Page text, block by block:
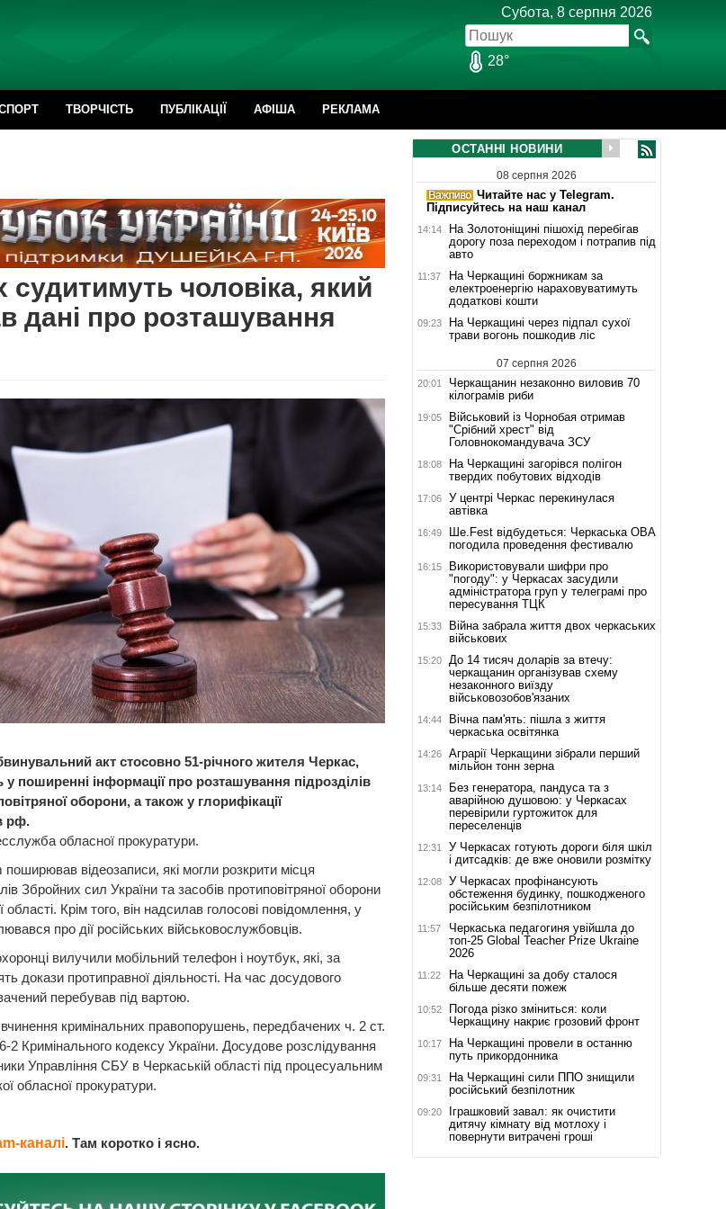
Субота, 8 серпня 2026
28°
ТВОРЧІСТЬ ПУБЛІКАЦІЇ АФІША РЕКЛАМА
судитимуть чоловіка, який
дані про розташування
акт стосовно 51-річного жителя Черкас,
поширенні інформації про розташування підрозділів
оборони, а також у глорифікації
рф.
обласної прокуратури.
поширював відеозаписи, які могли розкрити місця
Збройних сил України та засобів протиповітряної оборони
області. Крім того, він надсилав голосові повідомлення, у
про дії російських військовослужбовців.
вилучили мобільний телефон і ноутбук, які, за
докази протиправної діяльності. На час досудового
перебував під вартою.
вчинення кримінальних правопорушень, передбачених ч. 2 ст.
2 Кримінального кодексу України. Досудове розслідування
Управління СБУ в Черкаській області під процесуальним
обласної прокуратури.
каналі. Там коротко і ясно.
ОСТАННІ НОВИНИ
08 серпня 2026
Читайте нас у Telegram.
Підписуйтесь на наш канал
14:14
На Золотоніщині пішохід перебігав
дорогу поза переходом і потрапив під
авто
11:37
На Черкащині боржникам за
електроенергію нараховуватимуть
додаткові кошти
09:23
На Черкащині через підпал сухої
трави вогонь пошкодив ліс
07 серпня 2026
20:01
Черкащанин незаконно виловив 70
кілограмів риби
19:05
Військовий із Чорнобая отримав
"Срібний хрест" від
Головнокомандувача ЗСУ
18:08
На Черкащині загорівся полігон
твердих побутових відходів
17:06
У центрі Черкас перекинулася
автівка
16:49
Ше.Fest відбудеться: Черкаська ОВА
погодила проведення фестивалю
16:15
Використовували шифри про
"погоду": у Черкасах засудили
адміністратора груп у телеграмі про
пересування ТЦК
15:33
Війна забрала життя двох черкаських
військових
15:20
До 14 тисяч доларів за втечу:
черкащанин організував схему
незаконного виїзду
військовозобов'язаних
14:44
Вічна пам'ять: пішла з життя
черкаська освітянка
14:26
Аграрії Черкащини зібрали перший
мільйон тонн зерна
13:14
Без генератора, пандуса та з
аварійною душовою: у Черкасах
перевірили гуртожиток для
переселенців
12:31
У Черкасах готують дороги біля шкіл
і дитсадків: де вже оновили розмітку
12:08
У Черкасах профінансують
обстеження будинку, пошкодженого
російським безпілотником
11:57
Черкаська педагогиня увійшла до
топ-25 Global Teacher Prize Ukraine
2026
11:22
На Черкащині за добу сталося
більше десяти пожеж
10:52
Погода різко зміниться: коли
Черкащину накриє грозовий фронт
10:17
На Черкащині провели в останню
путь прикордонника
09:31
На Черкащині сили ППО знищили
російський безпілотник
09:20
Іграшковий завал: як очистити
дитячу кімнату від мотлоху і
повернути витрачені гроші